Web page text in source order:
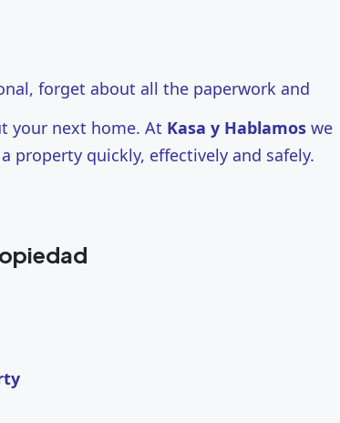
forget about all the paperwork and
your next home. At Kasa y Hablamos we
property quickly, effectively and safely.